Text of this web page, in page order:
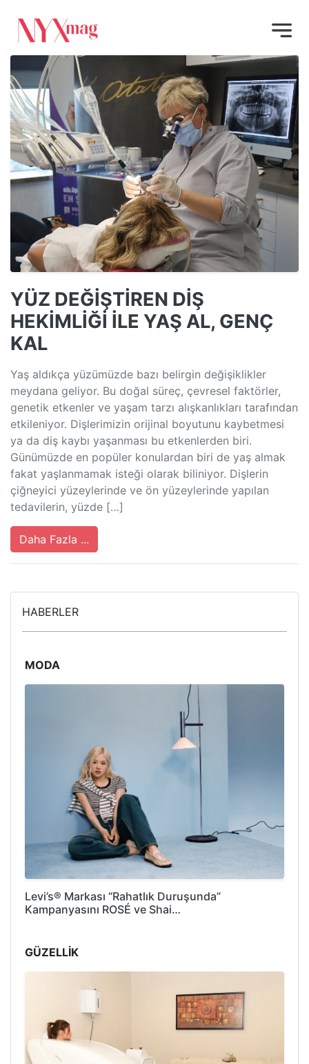
YÜZ DEĞİŞTİREN DİŞ
HEKİMLİĞİ İLE YAŞ AL, GENÇ
KAL
Yaş aldıkça yüzümüzde bazı belirgin değişiklikler
meydana geliyor. Bu doğal süreç, çevresel faktörler,
genetik etkenler ve yaşam tarzı alışkanlıkları tarafından
etkileniyor. Dişlerimizin orijinal boyutunu kaybetmesi
ya da diş kaybı yaşanması bu etkenlerden biri.
Günümüzde en popüler konulardan biri de yaş almak
fakat yaşlanmamak isteği olarak biliniyor. Dişlerin
çiğneyici yüzeylerinde ve ön yüzeylerinde yapılan
tedavilerin, yüzde […]
Daha Fazla ...
HABERLER
MODA
Levi’s® Markası “Rahatlık Duruşunda”
Kampanyasını ROSÉ ve Shai…
GÜZELLİK